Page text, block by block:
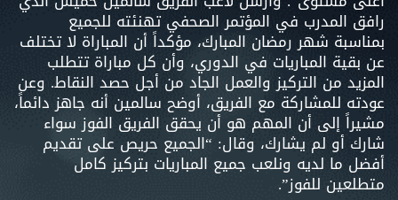
رافق المدرب في المؤتمر الصحفي تهنئته للجميع
بمناسبة شهر رمضان المبارك، مؤكداً أن المباراة لا تختلف
عن بقية المباريات في الدوري، وأن كل مباراة تتطلب
المزيد من التركيز والعمل الجاد من أجل حصد النقاط. وعن
عودته للمشاركة مع الفريق، أوضح سالمين أنه جاهز دائماً،
مشيراً إلى أن المهم هو أن يحقق الفريق الفوز سواء
شارك أو لم يشارك، وقال: “الجميع حريص على تقديم
أفضل ما لديه ونلعب جميع المباريات بتركيز كامل
متطلعين للفوز”.